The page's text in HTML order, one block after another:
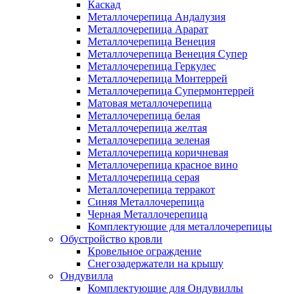
Каскад
Металлочерепица Андалузия
Металлочерепица Арарат
Металлочерепица Венеция
Металлочерепица Венеция Супер
Металлочерепица Геркулес
Металлочерепица Монтеррей
Металлочерепица Супермонтеррей
Матовая металлочерепица
Металлочерепица белая
Металлочерепица желтая
Металлочерепица зеленая
Металлочерепица коричневая
Металлочерепица красное вино
Металлочерепица серая
Металлочерепица терракот
Синяя Металлочерепица
Черная Металлочерепица
Комплектующие для металлочерепицы
Обустройство кровли
Кровельное ограждение
Снегозадержатели на крышу
Ондувилла
Комплектующие для Ондувиллы